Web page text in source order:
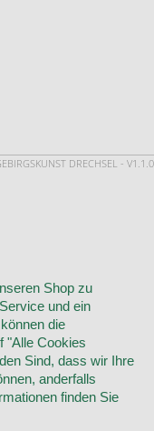
DRECHSEL - V1.1.0
Shop zu
und ein
die
"Alle Cookies
Sind, dass wir Ihre
anderfalls
finden Sie